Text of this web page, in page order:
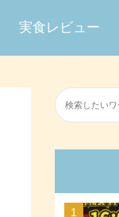
実食レビュー